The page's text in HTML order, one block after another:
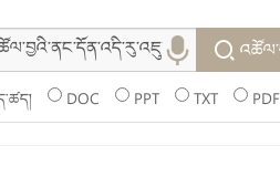
DOC PPT TXT PDF